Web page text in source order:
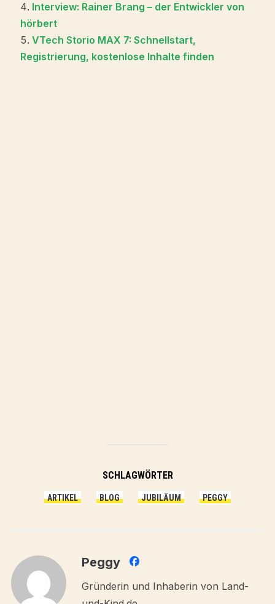
Interview: Rainer Brang – der Entwickler von
hörbert
VTech Storio MAX 7: Schnellstart,
Registrierung, kostenlose Inhalte finden
SCHLAGWÖRTER
ARTIKEL BLOG JUBILÄUM PEGGY
Peggy
Gründerin und Inhaberin von Land-